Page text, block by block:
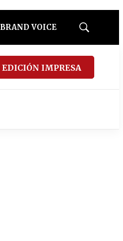
BRAND VOICE
Mostrar
EDICIÓN IMPRESA